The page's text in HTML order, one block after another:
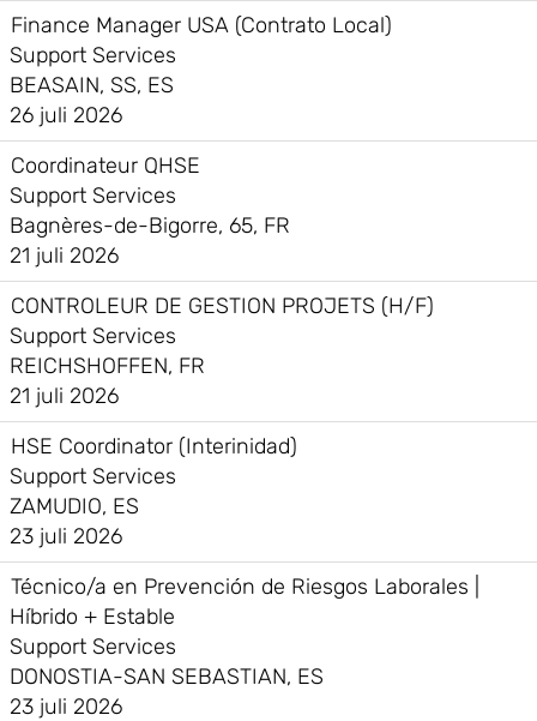
Finance Manager USA (Contrato Local)
Support Services
BEASAIN, SS, ES
26 juli 2026
Coordinateur QHSE
Support Services
Bagnères-de-Bigorre, 65, FR
21 juli 2026
CONTROLEUR DE GESTION PROJETS (H/F)
Support Services
REICHSHOFFEN, FR
21 juli 2026
HSE Coordinator (Interinidad)
Support Services
ZAMUDIO, ES
23 juli 2026
Técnico/a en Prevención de Riesgos Laborales |
Híbrido + Estable
Support Services
DONOSTIA-SAN SEBASTIAN, ES
23 juli 2026